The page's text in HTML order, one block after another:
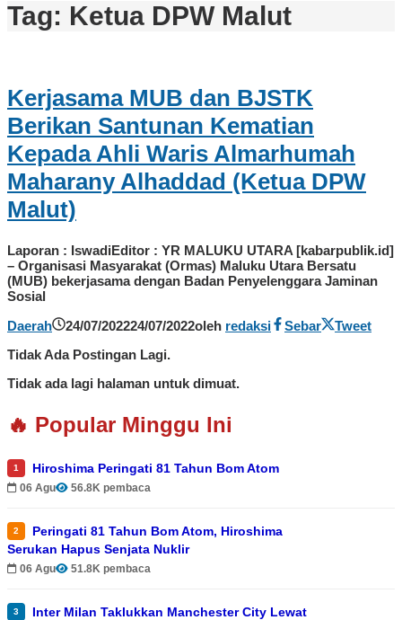
Tag: Ketua DPW Malut
Kerjasama MUB dan BJSTK
Berikan Santunan Kematian
Kepada Ahli Waris Almarhumah
Maharany Alhaddad (Ketua DPW
Malut)
Laporan : IswadiEditor : YR MALUKU UTARA [kabarpublik.id]
– Organisasi Masyarakat (Ormas) Maluku Utara Bersatu
(MUB) bekerjasama dengan Badan Penyelenggara Jaminan
Sosial
Daerah
24/07/202224/07/2022oleh redaksi Sebar
Tweet
Tidak Ada Postingan Lagi.
Tidak ada lagi halaman untuk dimuat.
🔥 Popular Minggu Ini
1 Hiroshima Peringati 81 Tahun Bom Atom
06 Agu 56.8K pembaca
2
Peringati 81 Tahun Bom Atom, Hiroshima
Serukan Hapus Senjata Nuklir
06 Agu 51.8K pembaca
3
Inter Milan Taklukkan Manchester City Lewat